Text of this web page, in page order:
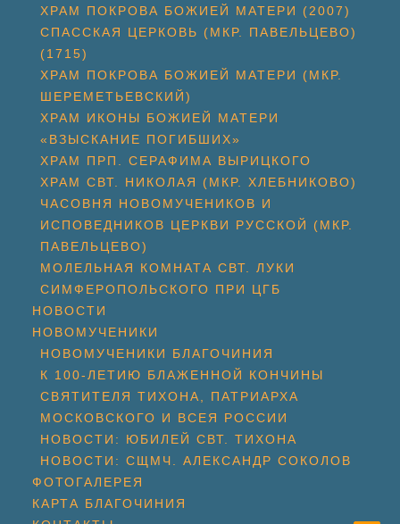
ХРАМ ПОКРОВА БОЖИЕЙ МАТЕРИ (2007)
СПАССКАЯ ЦЕРКОВЬ (МКР. ПАВЕЛЬЦЕВО)
(1715)
ХРАМ ПОКРОВА БОЖИЕЙ МАТЕРИ (МКР.
ШЕРЕМЕТЬЕВСКИЙ)
ХРАМ ИКОНЫ БОЖИЕЙ МАТЕРИ
«ВЗЫСКАНИЕ ПОГИБШИХ»
ХРАМ ПРП. СЕРАФИМА ВЫРИЦКОГО
ХРАМ СВТ. НИКОЛАЯ (МКР. ХЛЕБНИКОВО)
ЧАСОВНЯ НОВОМУЧЕНИКОВ И
ИСПОВЕДНИКОВ ЦЕРКВИ РУССКОЙ (МКР.
ПАВЕЛЬЦЕВО)
МОЛЕЛЬНАЯ КОМНАТА СВТ. ЛУКИ
СИМФЕРОПОЛЬСКОГО ПРИ ЦГБ
НОВОСТИ
НОВОМУЧЕНИКИ
НОВОМУЧЕНИКИ БЛАГОЧИНИЯ
К 100-ЛЕТИЮ БЛАЖЕННОЙ КОНЧИНЫ
СВЯТИТЕЛЯ ТИХОНА, ПАТРИАРХА
МОСКОВСКОГО И ВСЕЯ РОССИИ
НОВОСТИ: ЮБИЛЕЙ СВТ. ТИХОНА
НОВОСТИ: СЩМЧ. АЛЕКСАНДР СОКОЛОВ
ФОТОГАЛЕРЕЯ
КАРТА БЛАГОЧИНИЯ